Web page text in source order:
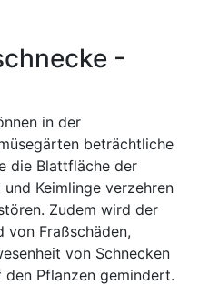
-
in der
beträchtliche
die Blattfläche der
Keimlinge verzehren
Zudem wird der
von Fraßschäden,
von Schnecken
Pflanzen gemindert.